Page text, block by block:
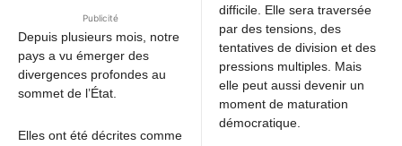
Publicité
Depuis plusieurs mois, notre
pays a vu émerger des
divergences profondes au
sommet de l’État.
Elles ont été décrites comme
difficile. Elle sera traversée
par des tensions, des
tentatives de division et des
pressions multiples. Mais
elle peut aussi devenir un
moment de maturation
démocratique.